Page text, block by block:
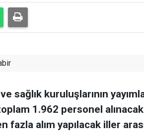
sağlık kuruluşlarının
1.962 personel alınacak.
alım yapılacak iller